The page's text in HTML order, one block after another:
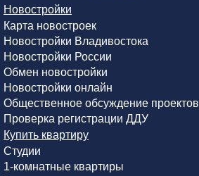
Новостройки
Карта новостроек
Новостройки Владивостока
Новостройки России
Обмен новостройки
Новостройки онлайн
Общественное обсуждение проектов
Проверка регистрации ДДУ
Купить квартиру
Студии
1-комнатные квартиры